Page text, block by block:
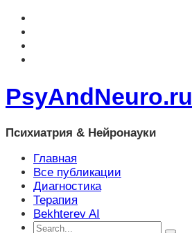
PsyAndNeuro.ru
Психиатрия & Нейронауки
Главная
Все публикации
Диагностика
Терапия
Bekhterev AI